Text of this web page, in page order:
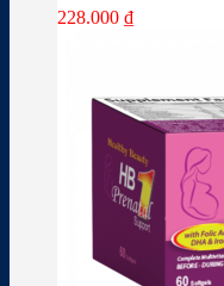
228.000 ₫